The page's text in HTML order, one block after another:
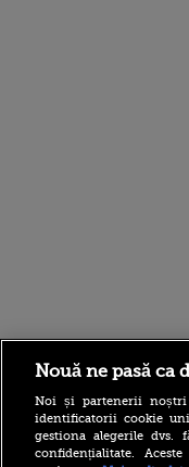
Nouă ne pasă ca
Noi și partenerii noștri
identificatorii cookie
gestiona alegerile
confidențialitate.